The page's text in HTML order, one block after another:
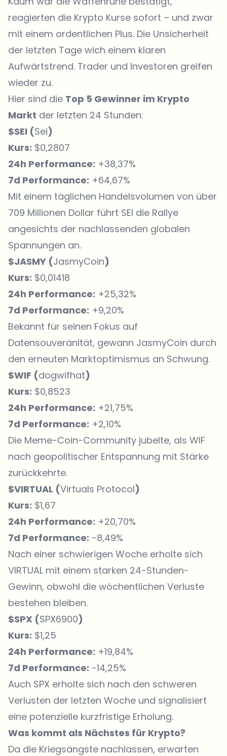
reagierten die Krypto Kurse sofort – und zwar
mit einem ordentlichen Plus. Die Unsicherheit
der letzten Tage wich einem klaren
Aufwärtstrend. Trader und Investoren greifen
wieder zu.
Hier sind die Top 5 Gewinner im Krypto
Markt der letzten 24 Stunden:
$SEI (Sei)
Kurs: $0,2807
24h Performance: +38,37%
7d Performance: +64,67%
Mit einem täglichen Handelsvolumen von über
709 Millionen Dollar führt SEI die Rallye
angesichts der nachlassenden globalen
Spannungen an.
$JASMY (JasmyCoin)
Kurs: $0,01418
24h Performance: +25,32%
7d Performance: +9,20%
Bekannt für seinen Fokus auf
Datensouveränität, gewann JasmyCoin durch
den erneuten Marktoptimismus an Schwung.
$WIF (dogwifhat)
Kurs: $0,8523
24h Performance: +21,75%
7d Performance: +2,10%
Die Meme-Coin-Community jubelte, als WIF
nach geopolitischer Entspannung mit Stärke
zurückkehrte.
$VIRTUAL (Virtuals Protocol)
Kurs: $1,67
24h Performance: +20,70%
7d Performance: -8,49%
Nach einer schwierigen Woche erholte sich
VIRTUAL mit einem starken 24-Stunden-
Gewinn, obwohl die wöchentlichen Verluste
bestehen bleiben.
$SPX (SPX6900)
Kurs: $1,25
24h Performance: +19,84%
7d Performance: -14,25%
Auch SPX erholte sich nach den schweren
Verlusten der letzten Woche und signalisiert
eine potenzielle kurzfristige Erholung.
Was kommt als Nächstes für Krypto?
Da die Kriegsängste nachlassen, erwarten